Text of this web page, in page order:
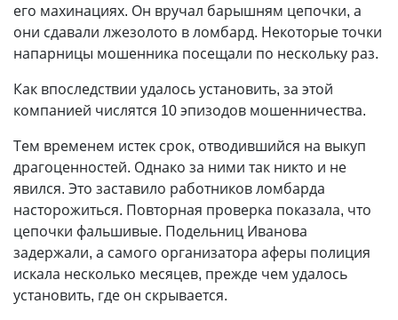
его махинациях. Он вручал барышням цепочки, а
они сдавали лжезолото в ломбард. Некоторые точки
напарницы мошенника посещали по нескольку раз.
Как впоследствии удалось установить, за этой
компанией числятся 10 эпизодов мошенничества.
Тем временем истек срок, отводившийся на выкуп
драгоценностей. Однако за ними так никто и не
явился. Это заставило работников ломбарда
насторожиться. Повторная проверка показала, что
цепочки фальшивые. Подельниц Иванова
задержали, а самого организатора аферы полиция
искала несколько месяцев, прежде чем удалось
установить, где он скрывается.